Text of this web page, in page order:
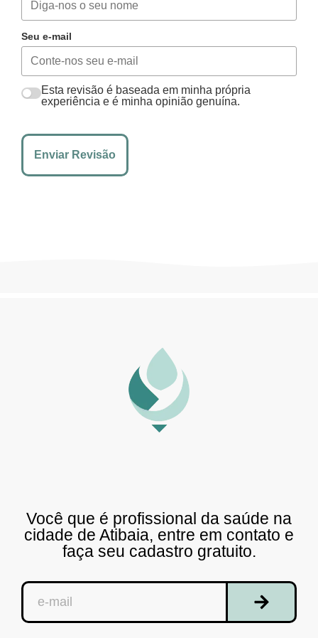
Seu e-mail
Esta revisão é baseada em minha própria
experiência e é minha opinião genuína.
Enviar Revisão
Você que é profissional da saúde na
cidade de Atibaia, entre em contato e
faça seu cadastro gratuito.